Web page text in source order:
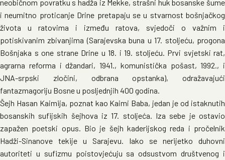
neobičnom povratku s hadža iz Mekke, strašni huk bosanske šume
i neumitno proticanje Drine pretapaju se u stvarnost bošnjačkog
života u ratovima i između ratova, svjedoči o važnim i
potiskivanim zbivanjima (Sarajevska buna u 17. stoljeću, progona
Bošnjaka s one strane Drine u 18. i 19. stoljeću. Prvi svjetski rat,
agrarna reforma i džandari, 1941., komunistička pošast, 1992., i
JNA-srpski zločini, odbrana opstanka), odražavajući
fantazmagoriju Bosne u posljednjih 400 godina.
Šejh Hasan Kaimija, poznat kao Kaimi Baba, jedan je od istaknutih
bosanskih sufijskih šejhova iz 17. stoljeća. Iza sebe je ostavio
zapažen poetski opus. Bio je šejh kaderijskog reda i pročelnik
Hadži-Sinanove tekije u Sarajevu. Iako se nerijetko duhovni
autoriteti u sufizmu poistovjećuju sa odsustvom društvenog i